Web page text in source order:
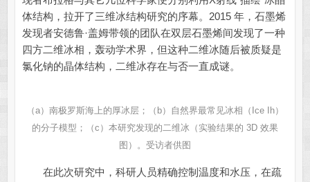
体结构，拉开了三维冰结构研究的序幕。2015 年，石墨烯
发现者安德鲁·盖姆带领的团队在双层石墨烯间发现了一种
四方二维冰相，轰动学术界，但这种二维冰随后被质疑是
氯化钠的晶体结构，二维冰存在与否一直成谜。
（a）南极罗斯海上的厚冰层；（b）自然界最常见冰相（Ice Ih）
的分子模型；（c）本研究发现的二维冰（实验结果的 3D 效果
图）。受访者供图
在此次研究中，科研人员精确控制温度和水压，在疏